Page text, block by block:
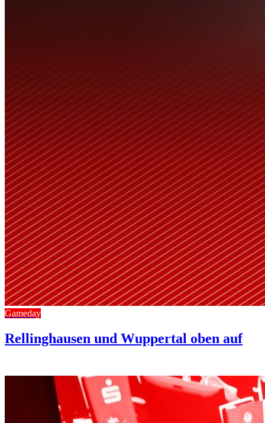
Gameday
Rellinghausen und Wuppertal oben auf